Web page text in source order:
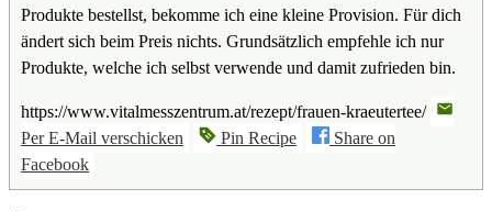
Produkte bestellst, bekomme ich eine kleine Provision. Für dich
ändert sich beim Preis nichts. Grundsätzlich empfehle ich nur
Produkte, welche ich selbst verwende und damit zufrieden bin.
https://www.vitalmesszentrum.at/rezept/frauen-kraeutertee/
Per E-Mail verschicken
Pin Recipe
Share on
Facebook